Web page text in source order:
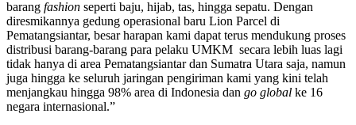
barang fashion seperti baju, hijab, tas, hingga sepatu. Dengan
diresmikannya gedung operasional baru Lion Parcel di
Pematangsiantar, besar harapan kami dapat terus mendukung proses
distribusi barang-barang para pelaku UMKM secara lebih luas lagi
tidak hanya di area Pematangsiantar dan Sumatra Utara saja, namun
juga hingga ke seluruh jaringan pengiriman kami yang kini telah
menjangkau hingga 98% area di Indonesia dan go global ke 16
negara internasional.”